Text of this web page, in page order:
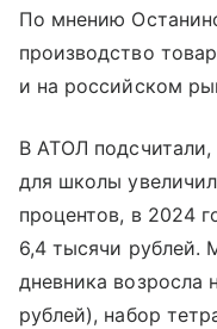
По мнению
производство
и на российском
В АТОЛ
для школы
процентов, в 2024
6,4 тысячи рублей.
дневника возросла
рублей), набор